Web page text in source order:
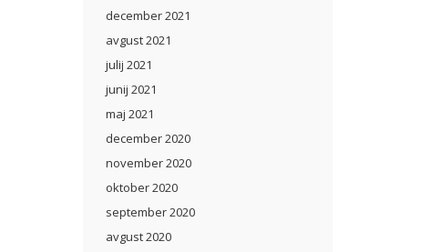
december 2021
avgust 2021
julij 2021
junij 2021
maj 2021
december 2020
november 2020
oktober 2020
september 2020
avgust 2020